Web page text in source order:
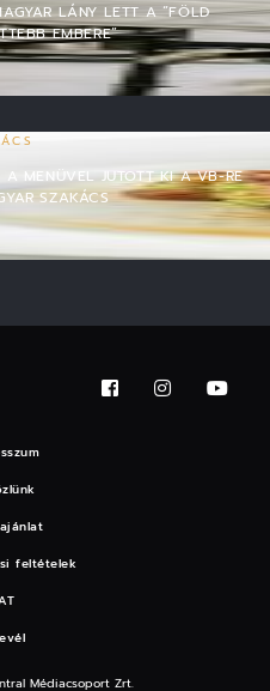
LÁNY LETT A “FÖLD
EMBERE”
A MENÜVEL JUTOTT KI A VB-RE
SZAKÁCS
feltételek
Médiacsoport Zrt.